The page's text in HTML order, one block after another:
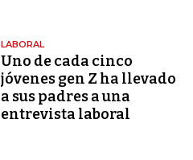
LABORAL
Uno de cada cinco
jóvenes gen Z ha llevado
a sus padres a una
entrevista laboral